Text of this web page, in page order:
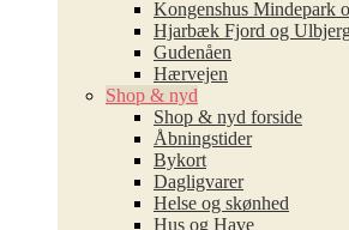
Kongenshus Mindepark
Hjarbæk Fjord og
Gudenåen
Hærvejen
Shop & nyd
Shop & nyd forside
Åbningstider
Bykort
Dagligvarer
Helse og skønhed
Hus og Have